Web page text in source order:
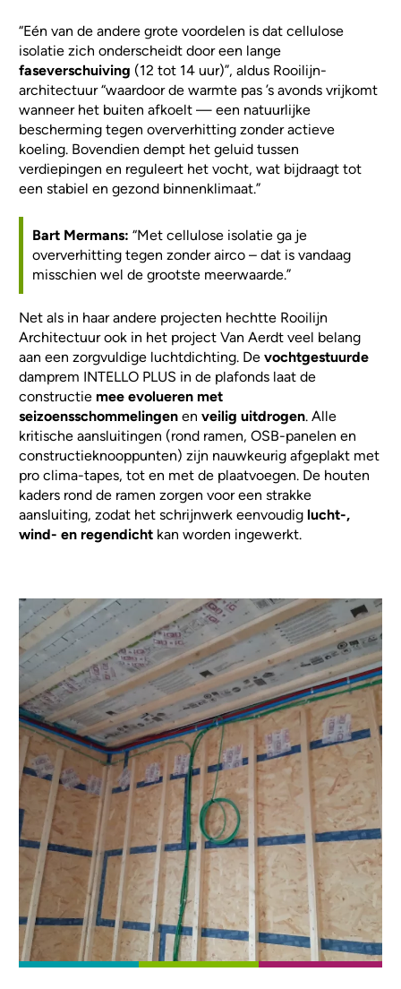
“Eén van de andere grote voordelen is dat cellulose
isolatie zich onderscheidt door een lange
faseverschuiving (12 tot 14 uur)”, aldus Rooilijn-
architectuur “waardoor de warmte pas ’s avonds vrijkomt
wanneer het buiten afkoelt — een natuurlijke
bescherming tegen oververhitting zonder actieve
koeling. Bovendien dempt het geluid tussen
verdiepingen en reguleert het vocht, wat bijdraagt tot
een stabiel en gezond binnenklimaat.”
Bart Mermans: “Met cellulose isolatie ga je
oververhitting tegen zonder airco – dat is vandaag
misschien wel de grootste meerwaarde.”
Net als in haar andere projecten hechtte Rooilijn
Architectuur ook in het project Van Aerdt veel belang
aan een zorgvuldige luchtdichting. Devochtgestuurde
damprem INTELLO PLUS in de plafonds laat de
constructiemee evolueren met
seizoensschommelingen enveilig uitdrogen. Alle
kritische aansluitingen (rond ramen, OSB-panelen en
constructieknooppunten) zijn nauwkeurig afgeplakt met
pro clima-tapes, tot en met de plaatvoegen. De houten
kaders rond de ramen zorgen voor een strakke
aansluiting, zodat het schrijnwerk eenvoudiglucht-,
wind- en regendicht kan worden ingewerkt.